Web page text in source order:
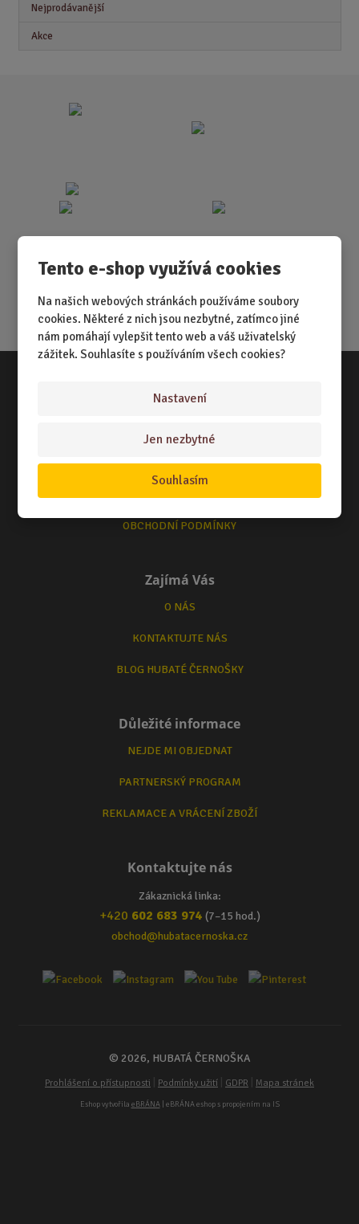
Tento e-shop využívá cookies
Na našich webových stránkách používáme soubory
cookies. Některé z nich jsou nezbytné, zatímco jiné
nám pomáhají vylepšit tento web a váš uživatelský
zážitek. Souhlasíte s používáním všech cookies?
Nastavení
Jen nezbytné
Souhlasím
Nejprodávanější
Akce
Vše o nákupu
NÁKUPNÍ RÁDCE
TERMÍNY ODESLÁNÍ ZBOŽÍ
ZPŮSOB DORUČENÍ
OBCHODNÍ PODMÍNKY
Zajímá Vás
O NÁS
KONTAKTUJTE NÁS
BLOG HUBATÉ ČERNOŠKY
Důležité informace
NEJDE MI OBJEDNAT
PARTNERSKÝ PROGRAM
REKLAMACE A VRÁCENÍ ZBOŽÍ
Kontaktujte nás
Zákaznická linka:
+420 602 683 974 (7–15 hod.)
obchod@hubatacernoska.cz
© 2026, HUBATÁ ČERNOŠKA
Prohlášení o přístupnosti Podmínky užití GDPR Mapa stránek
Eshop vytvořila eBRÁNA| eBRÁNA eshop s propojením na IS